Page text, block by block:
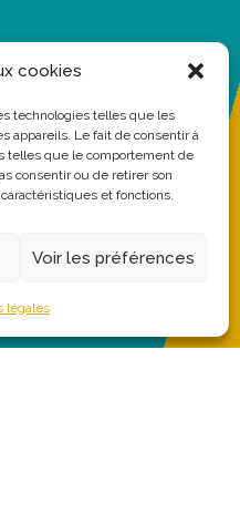
cookies
technologies telles que les
appareils. Le fait de consentir à
telles que le comportement de
consentir ou de retirer son
et fonctions.
Voir les préférences
légales